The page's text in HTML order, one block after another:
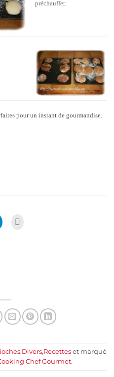
préchauffer.
pour un instant de gourmandise.
,Divers,Recetteset marqué
Chef Gourmet.